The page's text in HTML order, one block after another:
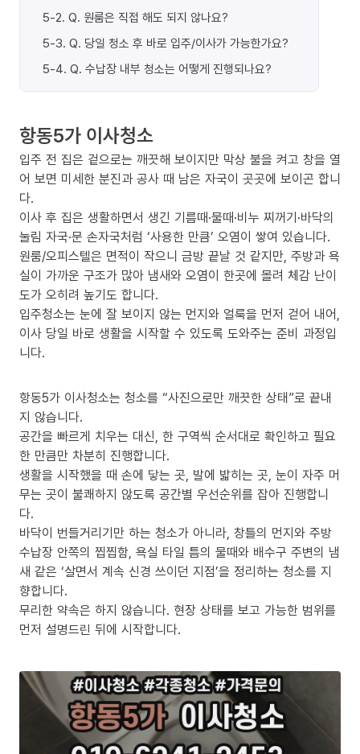
5-2. Q. 원룸은 직접 해도 되지 않나요?
5-3. Q. 당일 청소 후 바로 입주/이사가 가능한가요?
5-4. Q. 수납장 내부 청소는 어떻게 진행되나요?
항동5가 이사청소
입주 전 집은 겉으로는 깨끗해 보이지만 막상 불을 켜고 창을 열
어 보면 미세한 분진과 공사 때 남은 자국이 곳곳에 보이곤 합니
다.
이사 후 집은 생활하면서 생긴 기름때·물때·비누 찌꺼기·바닥의
눌림 자국·문 손자국처럼 ‘사용한 만큼’ 오염이 쌓여 있습니다.
원룸/오피스텔은 면적이 작으니 금방 끝날 것 같지만, 주방과 욕
실이 가까운 구조가 많아 냄새와 오염이 한곳에 몰려 체감 난이
도가 오히려 높기도 합니다.
입주청소는 눈에 잘 보이지 않는 먼지와 얼룩을 먼저 걷어 내어,
이사 당일 바로 생활을 시작할 수 있도록 도와주는 준비 과정입
니다.
항동5가 이사청소는 청소를 “사진으로만 깨끗한 상태”로 끝내
지 않습니다.
공간을 빠르게 치우는 대신, 한 구역씩 순서대로 확인하고 필요
한 만큼만 차분히 진행합니다.
생활을 시작했을 때 손에 닿는 곳, 발에 밟히는 곳, 눈이 자주 머
무는 곳이 불쾌하지 않도록 공간별 우선순위를 잡아 진행합니
다.
바닥이 번들거리기만 하는 청소가 아니라, 창틀의 먼지와 주방
수납장 안쪽의 찝찝함, 욕실 타일 틈의 물때와 배수구 주변의 냄
새 같은 ‘살면서 계속 신경 쓰이던 지점’을 정리하는 청소를 지
향합니다.
무리한 약속은 하지 않습니다. 현장 상태를 보고 가능한 범위를
먼저 설명드린 뒤에 시작합니다.